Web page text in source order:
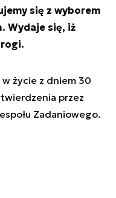
się z wyborem
Wydaje się, iż
życie z dniem 30
przez
Zadaniowego.